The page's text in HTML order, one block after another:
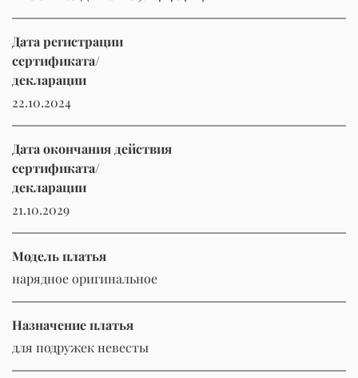
Дата регистрации
сертификата/
декларации
22.10.2024
Дата окончания действия
сертификата/
декларации
21.10.2029
Модель платья
нарядное оригинальное
Назначение платья
для подружек невесты